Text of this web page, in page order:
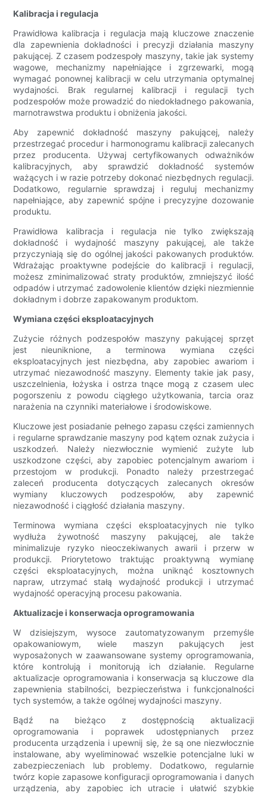
Kalibracja i regulacja
Prawidłowa kalibracja i regulacja mają kluczowe znaczenie
dla zapewnienia dokładności i precyzji działania maszyny
pakującej. Z czasem podzespoły maszyny, takie jak systemy
wagowe, mechanizmy napełniające i zgrzewarki, mogą
wymagać ponownej kalibracji w celu utrzymania optymalnej
wydajności. Brak regularnej kalibracji i regulacji tych
podzespołów może prowadzić do niedokładnego pakowania,
marnotrawstwa produktu i obniżenia jakości.
Aby zapewnić dokładność maszyny pakującej, należy
przestrzegać procedur i harmonogramu kalibracji zalecanych
przez producenta. Używaj certyfikowanych odważników
kalibracyjnych, aby sprawdzić dokładność systemów
ważących i w razie potrzeby dokonać niezbędnych regulacji.
Dodatkowo, regularnie sprawdzaj i reguluj mechanizmy
napełniające, aby zapewnić spójne i precyzyjne dozowanie
produktu.
Prawidłowa kalibracja i regulacja nie tylko zwiększają
dokładność i wydajność maszyny pakującej, ale także
przyczyniają się do ogólnej jakości pakowanych produktów.
Wdrażając proaktywne podejście do kalibracji i regulacji,
możesz zminimalizować straty produktów, zmniejszyć ilość
odpadów i utrzymać zadowolenie klientów dzięki niezmiennie
dokładnym i dobrze zapakowanym produktom.
Wymiana części eksploatacyjnych
Zużycie różnych podzespołów maszyny pakującej sprzęt
jest nieuniknione, a terminowa wymiana części
eksploatacyjnych jest niezbędna, aby zapobiec awariom i
utrzymać niezawodność maszyny. Elementy takie jak pasy,
uszczelnienia, łożyska i ostrza tnące mogą z czasem ulec
pogorszeniu z powodu ciągłego użytkowania, tarcia oraz
narażenia na czynniki materiałowe i środowiskowe.
Kluczowe jest posiadanie pełnego zapasu części zamiennych
i regularne sprawdzanie maszyny pod kątem oznak zużycia i
uszkodzeń. Należy niezwłocznie wymienić zużyte lub
uszkodzone części, aby zapobiec potencjalnym awariom i
przestojom w produkcji. Ponadto należy przestrzegać
zaleceń producenta dotyczących zalecanych okresów
wymiany kluczowych podzespołów, aby zapewnić
niezawodność i ciągłość działania maszyny.
Terminowa wymiana części eksploatacyjnych nie tylko
wydłuża żywotność maszyny pakującej, ale także
minimalizuje ryzyko nieoczekiwanych awarii i przerw w
produkcji. Priorytetowo traktując proaktywną wymianę
części eksploatacyjnych, można uniknąć kosztownych
napraw, utrzymać stałą wydajność produkcji i utrzymać
wydajność operacyjną procesu pakowania.
Aktualizacje i konserwacja oprogramowania
W dzisiejszym, wysoce zautomatyzowanym przemyśle
opakowaniowym, wiele maszyn pakujących jest
wyposażonych w zaawansowane systemy oprogramowania,
które kontrolują i monitorują ich działanie. Regularne
aktualizacje oprogramowania i konserwacja są kluczowe dla
zapewnienia stabilności, bezpieczeństwa i funkcjonalności
tych systemów, a także ogólnej wydajności maszyny.
Bądź na bieżąco z dostępnością aktualizacji
oprogramowania i poprawek udostępnianych przez
producenta urządzenia i upewnij się, że są one niezwłocznie
instalowane, aby wyeliminować wszelkie potencjalne luki w
zabezpieczeniach lub problemy. Dodatkowo, regularnie
twórz kopie zapasowe konfiguracji oprogramowania i danych
urządzenia, aby zapobiec ich utracie i ułatwić szybkie